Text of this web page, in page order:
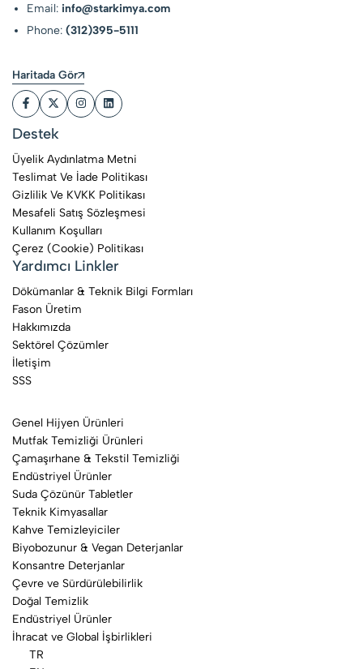
Email: info@starkimya.com
Phone:(312)395-5111
Haritada Gör
Destek
Üyelik Aydınlatma Metni
Teslimat Ve İade Politikası
Gizlilik Ve KVKK Politikası
Mesafeli Satış Sözleşmesi
Kullanım Koşulları
Çerez (Cookie) Politikası
Yardımcı Linkler
Dökümanlar & Teknik Bilgi Formları
Fason Üretim
Hakkımızda
Sektörel Çözümler
İletişim
SSS
Genel Hijyen Ürünleri
Mutfak Temizliği Ürünleri
Çamaşırhane & Tekstil Temizliği
Endüstriyel Ürünler
Suda Çözünür Tabletler
Teknik Kimyasallar
Kahve Temizleyiciler
Biyobozunur & Vegan Deterjanlar
Konsantre Deterjanlar
Çevre ve Sürdürülebilirlik
Doğal Temizlik
Endüstriyel Ürünler
İhracat ve Global İşbirlikleri
TR